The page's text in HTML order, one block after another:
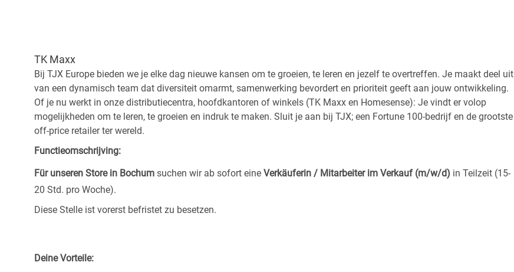
TK Maxx
Bij TJX Europe bieden we je elke dag nieuwe kansen om te groeien, te leren en jezelf te overtreffen. Je maakt deel uit
van een dynamisch team dat diversiteit omarmt, samenwerking bevordert en prioriteit geeft aan jouw ontwikkeling.
Of je nu werkt in onze distributiecentra, hoofdkantoren of winkels (TK Maxx en Homesense): Je vindt er volop
mogelijkheden om te leren, te groeien en indruk te maken. Sluit je aan bij TJX; een Fortune 100-bedrijf en de grootste
off-price retailer ter wereld.
Functieomschrijving:
Für unseren Store in Bochum suchen wir ab sofort eine Verkäuferin / Mitarbeiter im Verkauf (m/w/d) in Teilzeit (15-
20 Std. pro Woche).
Diese Stelle ist vorerst befristet zu besetzen.
Deine Vorteile: